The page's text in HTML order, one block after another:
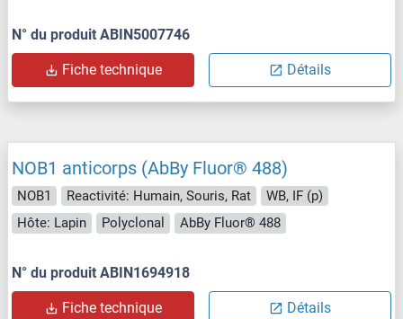
N° du produit ABIN5007746
Fiche technique Détails
NOB1 anticorps (AbBy Fluor® 488)
NOB1 Reactivité: Humain, Souris, Rat
WB, IF (p)
Hôte: Lapin
Polyclonal AbBy Fluor® 488
N° du produit ABIN1694918
Fiche technique Détails